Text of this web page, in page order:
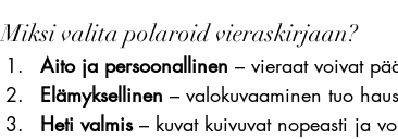
Miksi valita polaroid vieraskirjaan?
Aito ja persoonallinen – vieraat voivat
Elämyksellinen – valokuvaaminen tuo
Heti valmis – kuvat kuivuvat nopeasti ja